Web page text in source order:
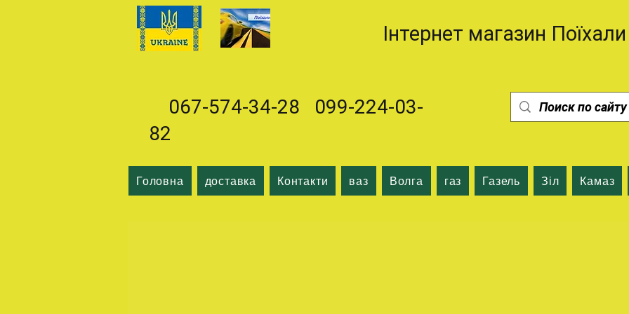
Інтернет магазин Поїхали
067-574-34-28 099-224-03-
82
Головна доставка Контакти ваз Волга газ Газель Зіл Камаз